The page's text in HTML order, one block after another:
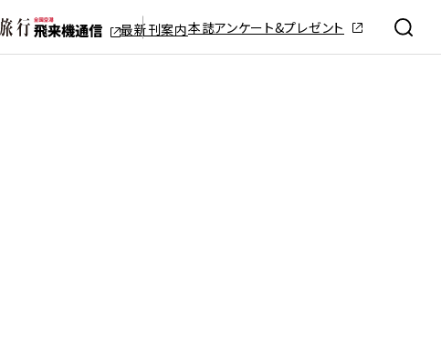
最新刊案内本誌アンケート&プレゼント